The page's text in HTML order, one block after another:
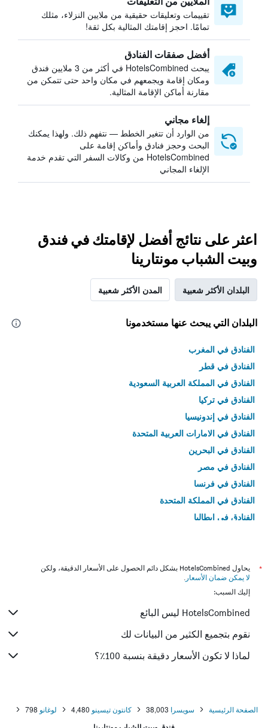
تقييمات وتعليقات حقيقية من ملايين النزلاء، مثلك
تمامًا. احجز إقامتك المثالية بكل ثقة!
أفضل صفقات الفنادق
يبحث HotelsCombined في أكثر من 3 ملايين فندق
ومكان إقامة ويجمعهم في مكان واحد حتى تتمكن من
مقارنة أماكن الإقامة المثالية.
إلغاء مجاني
من الوارد أن تتغير الخطط — نتفهم ذلك. ولهذا يمكنك
البحث وحجز فنادق وأماكن إقامة على
HotelsCombined من وكالات السفر التي تقدم خدمة
الإلغاء المجاني
اعثر على نتائج أفضل لإقامتك في فندق
وبيت الشباب مونتارينا
البلدان الأكثر شعبية المدن الأكثر شعبية
البلدان التي يبحث عنها مستخدمونا
الفنادق في المغرب
الفنادق في قطر
الفنادق في المملكة العربية السعودية
الفنادق في تركيا
الفنادق في إندونيسيا
الفنادق في الامارات العربية المتحدة
الفنادق في البحرين
الفنادق في مصر
الفنادق في فرنسا
الفنادق في المملكة المتحدة
الفنادق في إيطاليا
*
يحاول HotelsCombined بشكل دائم الحصول على الأسعار الدقيقة، ولكن
لا يمكن ضمان الأسعار .
إليك السبب:
HotelsCombined ليس البائع
نقوم بتجميع الكثير من البيانات لك
لماذا لا تكون الأسعار دقيقة بنسبة 100٪؟
الصفحة الرئيسية سويسرا 38,003 كانتون تيسينو 4,480 لوغانو 798